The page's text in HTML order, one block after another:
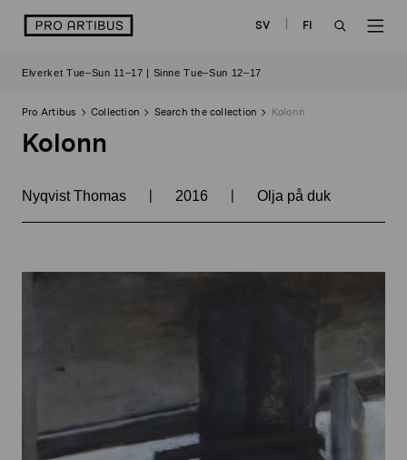
logo SV
FI
Elverket Tue–Sun 11–17 | Sinne Tue–Sun 12–17
Pro Artibus Collection Search the collection Kolonn
Kolonn
Nyqvist Thomas | 2016 | Olja på duk